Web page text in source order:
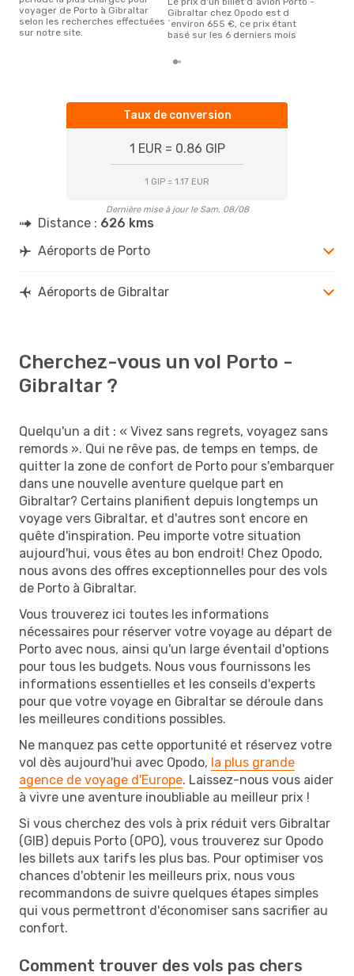
voyager de Porto à Gibraltar
selon les recherches effectuées
sur notre site.
Gibraltar chez Opodo est d
´environ 655 €, ce prix étant
basé sur les 6 derniers mois
Taux de conversion
1 EUR = 0.86 GIP
1 GIP = 1.17 EUR
Dernière mise à jour le Sam. 08/08
Distance : 626 kms
Aéroports de Porto
Aéroports de Gibraltar
Cherchez-vous un vol Porto -
Gibraltar ?
Quelqu'un a dit : « Vivez sans regrets, voyagez sans
remords ». Qui ne rêve pas, de temps en temps, de
quitter la zone de confort de Porto pour s'embarquer
dans une nouvelle aventure quelque part en
Gibraltar? Certains planifient depuis longtemps un
voyage vers Gibraltar, et d'autres sont encore en
quête d'inspiration. Peu importe votre situation
aujourd'hui, vous êtes au bon endroit! Chez Opodo,
nous avons des offres exceptionnelles pour des vols
de Porto à Gibraltar.
Vous trouverez ici toutes les informations
nécessaires pour réserver votre voyage au départ de
Porto avec nous, ainsi qu'un large éventail d'options
pour tous les budgets. Nous vous fournissons les
informations essentielles et les conseils d'experts
pour que votre voyage en Gibraltar se déroule dans
les meilleures conditions possibles.
Ne manquez pas cette opportunité et réservez votre
vol dès aujourd'hui avec Opodo, la plus grande
agence de voyage d'Europe. Laissez-nous vous aider
à vivre une aventure inoubliable au meilleur prix !
Si vous cherchez des vols à prix réduit vers Gibraltar
(GIB) depuis Porto (OPO), vous trouverez sur Opodo
les billets aux tarifs les plus bas. Pour optimiser vos
chances d'obtenir les meilleurs prix, nous vous
recommandons de suivre quelques étapes simples
qui vous permettront d'économiser sans sacrifier au
confort.
Comment trouver des vols pas chers